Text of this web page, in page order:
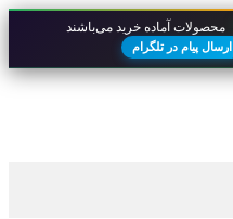
محصولات آماده خرید می‌باشند
ارسال پیام در تلگرام